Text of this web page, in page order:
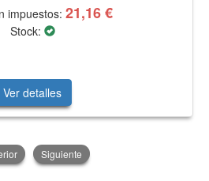
impuestos: 21,16 €
Stock:
Ver detalles
Siguiente